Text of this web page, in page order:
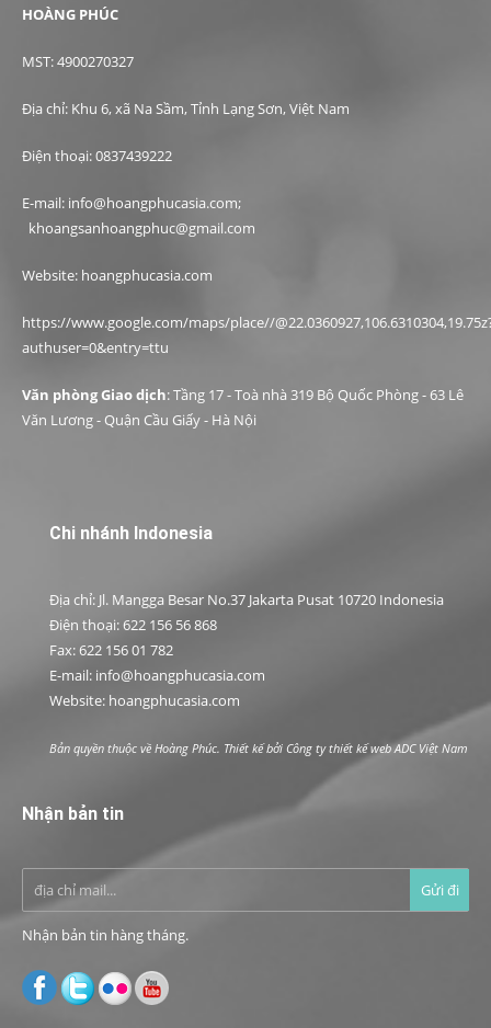
HOÀNG PHÚC
MST: 4900270327
Địa chỉ: Khu 6, xã Na Sầm, Tỉnh Lạng Sơn, Việt Nam
Điện thoại: 0837439222
E-mail: info@hoangphucasia.com;
khoangsanhoangphuc@gmail.com
Website: hoangphucasia.com
https://www.google.com/maps/place//
authuser=0&entry=ttu
Văn phòng Giao dịch: Tầng 17 - Toà nhà 319 Bộ Quốc Phòng - 63 Lê
Văn Lương - Quận Cầu Giấy - Hà Nội
Chi nhánh Indonesia
Địa chỉ: Jl. Mangga Besar No.37 Jakarta Pusat 10720 Indonesia
Điện thoại: 622 156 56 868
Fax: 622 156 01 782
E-mail: info@hoangphucasia.com
Website: hoangphucasia.com
Bản quyền thuộc về Hoàng Phúc. Thiết kế bởi Công ty thiết kế web ADC Việt Nam
Nhận bản tin
Nhận bản tin hàng tháng.